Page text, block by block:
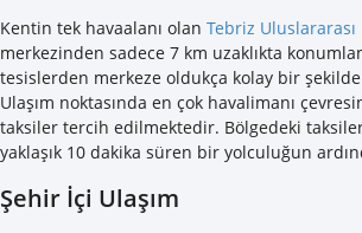
Kentin tek havaalanı olan Tebriz Uluslararası
merkezinden sadece 7 km uzaklıkta
tesislerden merkeze oldukça kolay bir
Ulaşım noktasında en çok havalimanı
taksiler tercih edilmektedir. Bölgedeki
yaklaşık 10 dakika süren bir yolculuğun
Şehir İçi Ulaşım